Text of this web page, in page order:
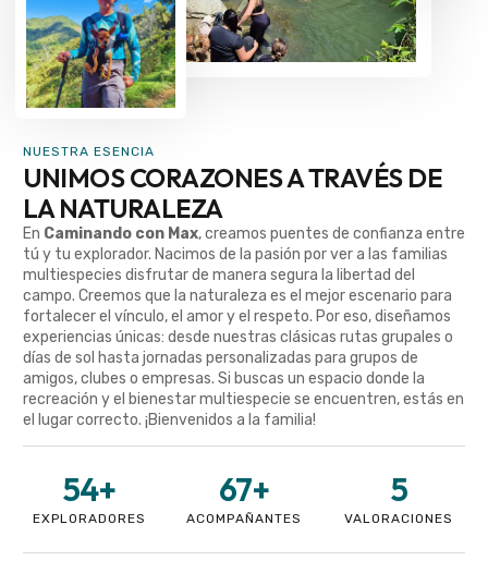
NUESTRA ESENCIA
UNIMOS CORAZONES A TRAVÉS DE
LA NATURALEZA
En Caminando con Max, creamos puentes de confianza entre
tú y tu explorador. Nacimos de la pasión por ver a las familias
multiespecies disfrutar de manera segura la libertad del
campo. Creemos que la naturaleza es el mejor escenario para
fortalecer el vínculo, el amor y el respeto. Por eso, diseñamos
experiencias únicas: desde nuestras clásicas rutas grupales o
días de sol hasta jornadas personalizadas para grupos de
amigos, clubes o empresas. Si buscas un espacio donde la
recreación y el bienestar multiespecie se encuentren, estás en
el lugar correcto. ¡Bienvenidos a la familia!
EXPLORADORES
54+
ACOMPAÑANTES
67+
VALORACIONES
5